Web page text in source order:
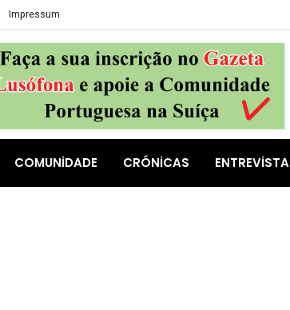
Impressum
COMUNIDADE CRÓNICAS ENTREVISTA